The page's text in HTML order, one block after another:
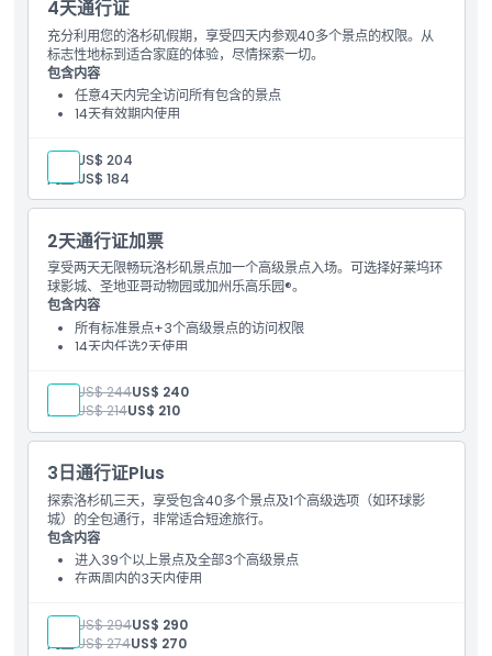
欢乐上下车大巴游
好莱坞标志徒步
4天通行证
充分利用您的洛杉矶假期，享受四天内参观40多个景点的权限。从
标志性地标到适合家庭的体验，尽情探索一切。
包含内容
任意4天内完全访问所有包含的景点
14天有效期内使用
适合家庭或较长行程
成人: US$ 204
儿童:US$ 184
2天通行证加票
享受两天无限畅玩洛杉矶景点加一个高级景点入场。可选择好莱坞环
球影城、圣地亚哥动物园或加州乐高乐园®。
包含内容
所有标准景点+3个高级景点的访问权限
14天内任选2天使用
成人: US$ 244US$ 240
儿童: US$ 214US$ 210
3日通行证Plus
探索洛杉矶三天，享受包含40多个景点及1个高级选项（如环球影
城）的全包通行，非常适合短途旅行。
包含内容
进入39个以上景点及全部3个高级景点
在两周内的3天内使用
成人: US$ 294US$ 290
儿童:US$ 274US$ 270